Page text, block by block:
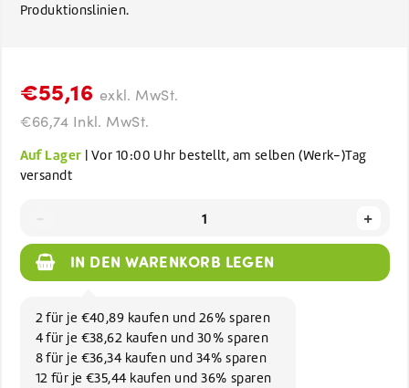
Produktionslinien.
€55,16 exkl. MwSt.
€66,74 Inkl. MwSt.
Auf Lager | Vor 10:00 Uhr bestellt, am selben (Werk-)Tag
versandt
+
IN DEN WARENKORB LEGEN
2 für je €40,89 kaufen und 26% sparen
4 für je €38,62 kaufen und 30% sparen
8 für je €36,34 kaufen und 34% sparen
12 für je €35,44 kaufen und 36% sparen